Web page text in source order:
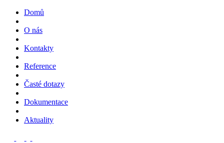
Domů
O nás
Kontakty
Reference
Časté dotazy
Dokumentace
Aktuality